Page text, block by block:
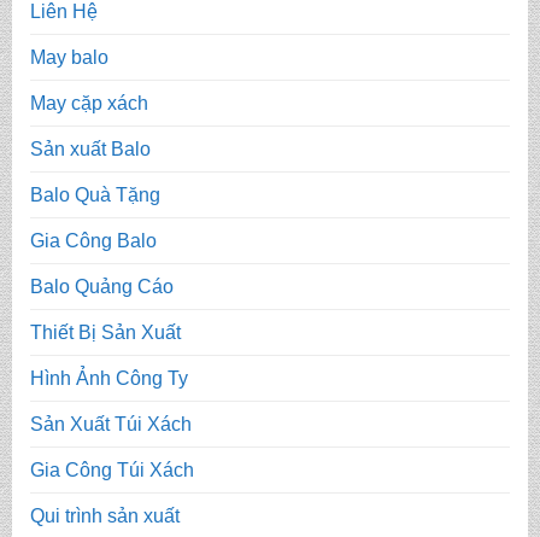
Liên Hệ
May balo
May cặp xách
Sản xuất Balo
Balo Quà Tặng
Gia Công Balo
Balo Quảng Cáo
Thiết Bị Sản Xuất
Hình Ảnh Công Ty
Sản Xuất Túi Xách
Gia Công Túi Xách
Qui trình sản xuất